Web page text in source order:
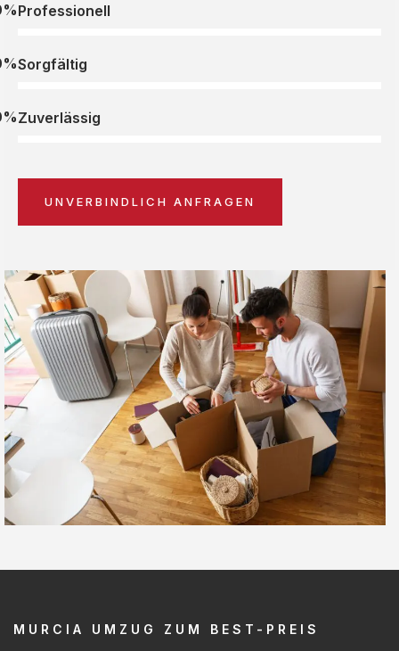
Professionell
Sorgfältig
Zuverlässig
UNVERBINDLICH ANFRAGEN
MURCIA UMZUG ZUM BEST-PREIS